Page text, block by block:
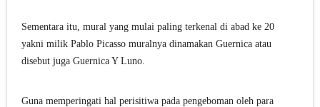
Sementara itu, mural yang mulai paling terkenal di abad ke 20
yakni milik Pablo Picasso muralnya dinamakan Guernica atau
disebut juga Guernica Y Luno.
Guna memperingati hal perisitiwa pada pengeboman oleh para